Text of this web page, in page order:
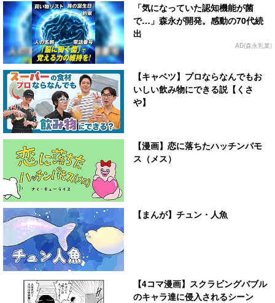
「気になっていた認知機能が菌
で…」森永が開発。感動の70代続
出
AD(森永乳業)
【キャベツ】プロならなんでもお
いしい飲み物にできる説【くさ
や】
【漫画】恋に落ちたハッチンパモ
ス（メス）
【まんが】チュン・人魚
【4コマ漫画】スクラビングバブル
のキャラ達に侵入されるシーン